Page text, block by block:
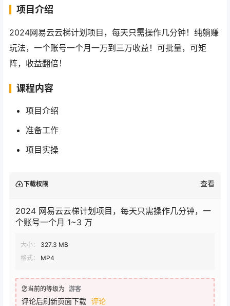
项目介绍
2024网易云云梯计划项目，每天只需操作几分钟！纯躺赚
玩法，一个账号一个月一万到三万收益！可批量，可矩
阵，收益翻倍！
课程内容
项目介绍
准备工作
项目实操
下载权限 查看
2024 网易云云梯计划项目，每天只需操作几分钟，一
个账号一个月 1~3 万
大小：
327.3 MB
格式：
MP4
您当前的等级为 游客
评论后刷新页面下载 评论